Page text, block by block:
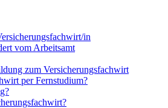
in
vom Arbeitsamt
zum Versicherungsfachwirt
per Fernstudium?